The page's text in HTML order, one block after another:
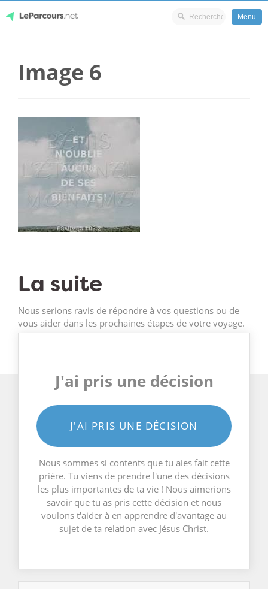
content
Menu
Image 6
La suite
Nous serions ravis de répondre à vos questions ou de
vous aider dans les prochaines étapes de votre voyage.
J'ai pris une décision
J'AI PRIS UNE DÉCISION
Nous sommes si contents que tu aies fait cette
prière. Tu viens de prendre l'une des décisions
les plus importantes de ta vie ! Nous aimerions
savoir que tu as pris cette décision et nous
voulons t'aider à en apprendre d'avantage au
sujet de ta relation avec Jésus Christ.